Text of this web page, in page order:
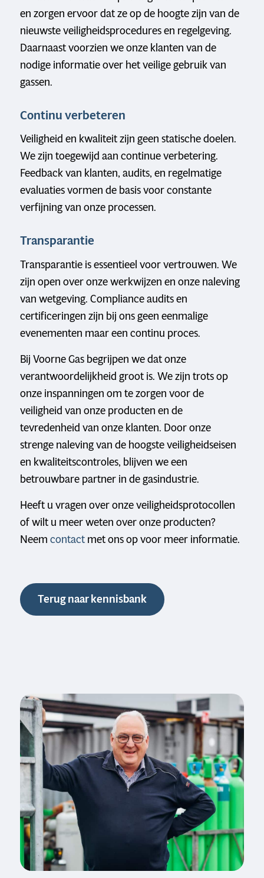
en zorgen ervoor dat ze op de hoogte zijn van de
nieuwste veiligheidsprocedures en regelgeving.
Daarnaast voorzien we onze klanten van de
nodige informatie over het veilige gebruik van
gassen.
Continu verbeteren
Veiligheid en kwaliteit zijn geen statische doelen.
We zijn toegewijd aan continue verbetering.
Feedback van klanten, audits, en regelmatige
evaluaties vormen de basis voor constante
verfijning van onze processen.
Transparantie
Transparantie is essentieel voor vertrouwen. We
zijn open over onze werkwijzen en onze naleving
van wetgeving. Compliance audits en
certificeringen zijn bij ons geen eenmalige
evenementen maar een continu proces.
Bij Voorne Gas begrijpen we dat onze
verantwoordelijkheid groot is. We zijn trots op
onze inspanningen om te zorgen voor de
veiligheid van onze producten en de
tevredenheid van onze klanten. Door onze
strenge naleving van de hoogste veiligheidseisen
en kwaliteitscontroles, blijven we een
betrouwbare partner in de gasindustrie.
Heeft u vragen over onze veiligheidsprotocollen
of wilt u meer weten over onze producten?
Neemcontactmet ons op voor meer informatie.
Terug naar kennisbank